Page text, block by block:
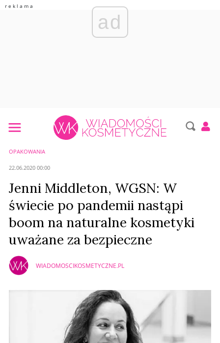
ad
OPAKOWANIA
22.06.2020 00:00
Jenni Middleton, WGSN: W
świecie po pandemii nastąpi
boom na naturalne kosmetyki
uważane za bezpieczne
WIADOMOSCIKOSMETYCZNE.PL